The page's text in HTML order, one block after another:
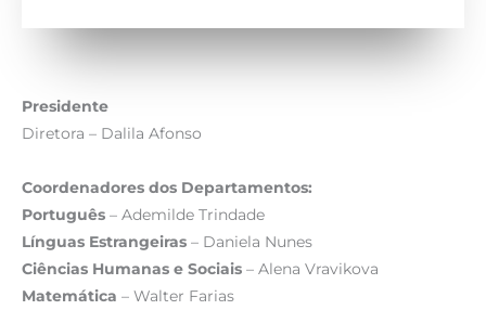
Presidente
Diretora – Dalila Afonso
Coordenadores dos Departamentos:
Português – Ademilde Trindade
Línguas Estrangeiras – Daniela Nunes
Ciências Humanas e Sociais – Alena Vravikova
Matemática – Walter Farias